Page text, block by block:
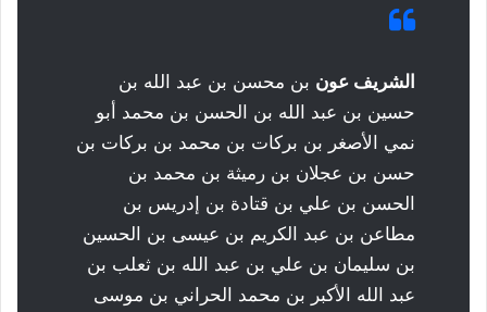
الشريف عون بن محسن بن عبد الله بن
حسين بن عبد الله بن الحسن بن محمد أبو
نمي الأصغر بن بركات بن محمد بن بركات بن
حسن بن عجلان بن رميثة بن محمد بن
الحسن بن علي بن قتادة بن إدريس بن
مطاعن بن عبد الكريم بن عيسى بن الحسين
بن سليمان بن علي بن عبد الله بن ثعلب بن
عبد الله الأكبر بن محمد الحراني بن موسى